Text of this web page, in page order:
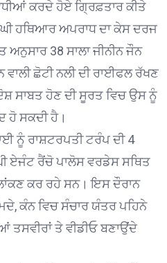
ਕਰਦੇ ਹੋਏ ਗ੍ਰਿਫ਼ਤਾਰ ਕੀਤੇ
ਹਥਿਆਰ ਅਪਰਾਧ ਦਾ ਕੇਸ ਦਰਜ
38 ਸਾਲਾ ਜੀਨੀਨ ਜੌਨ
ਛੋਟੀ ਨਲੀ ਦੀ ਰਾਈਫਲ ਰੱਖਣ
ਸਾਬਤ ਹੋਣ ਦੀ ਸੂਰਤ ਵਿਚ ਉਸ ਨੂੰ
ਹੋ ਸਕਦੀ ਹੈ।
ਨੂੰ ਰਾਸ਼ਟਰਪਤੀ ਟਰੰਪ ਦੀ 4
ਏਜੰਟ ਰੈਂਚੋ ਪਾਲੋਸ ਵਰਡੇਸ ਸਥਿਤ
ਕਰ ਰਹੇ ਸਨ। ਇਸ ਦੌਰਾਨ
ਕੰਨ ਵਿਚ ਸੰਚਾਰ ਯੰਤਰ ਪਹਿਨੇ
ਤੇ ਵੀਡੀਓ ਬਣਾਉਂਦੇ